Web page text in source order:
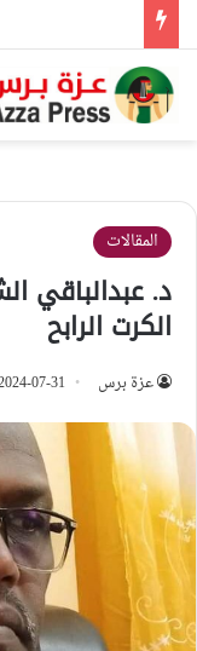
المقالات
د. عبدالباقي
الكرت الرابح
عزة برس 07-31